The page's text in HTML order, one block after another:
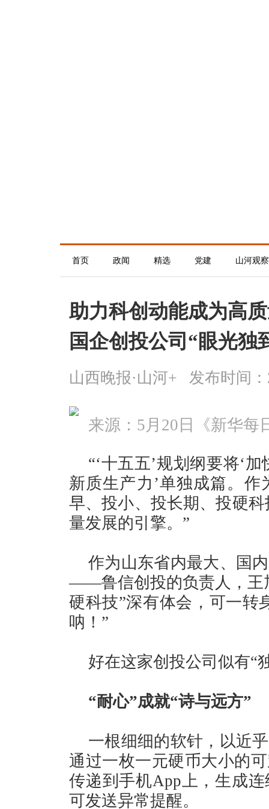
首页 政闻 精选 党建 山河观察
助力科创动能成为高
国企创投公司“眼光独
山西晚报·山河+ 发布时间：
来源：5月20日《新华每
“‘十五五’规划纲要将‘
新质生产力’单独成篇。作
早、投小、投长期、投硬
量发展的引擎。”
作为山东省内最大、国
——鲁信创投的负责人，王
硬科技”深有体会，可一转
呐！”
好在这家创投公司似有“
“耐心”成就“诗与远方”
一根细细的软针，以近
通过一枚一元硬币大小的
传递到手机App上，生成
可发送异常提醒。